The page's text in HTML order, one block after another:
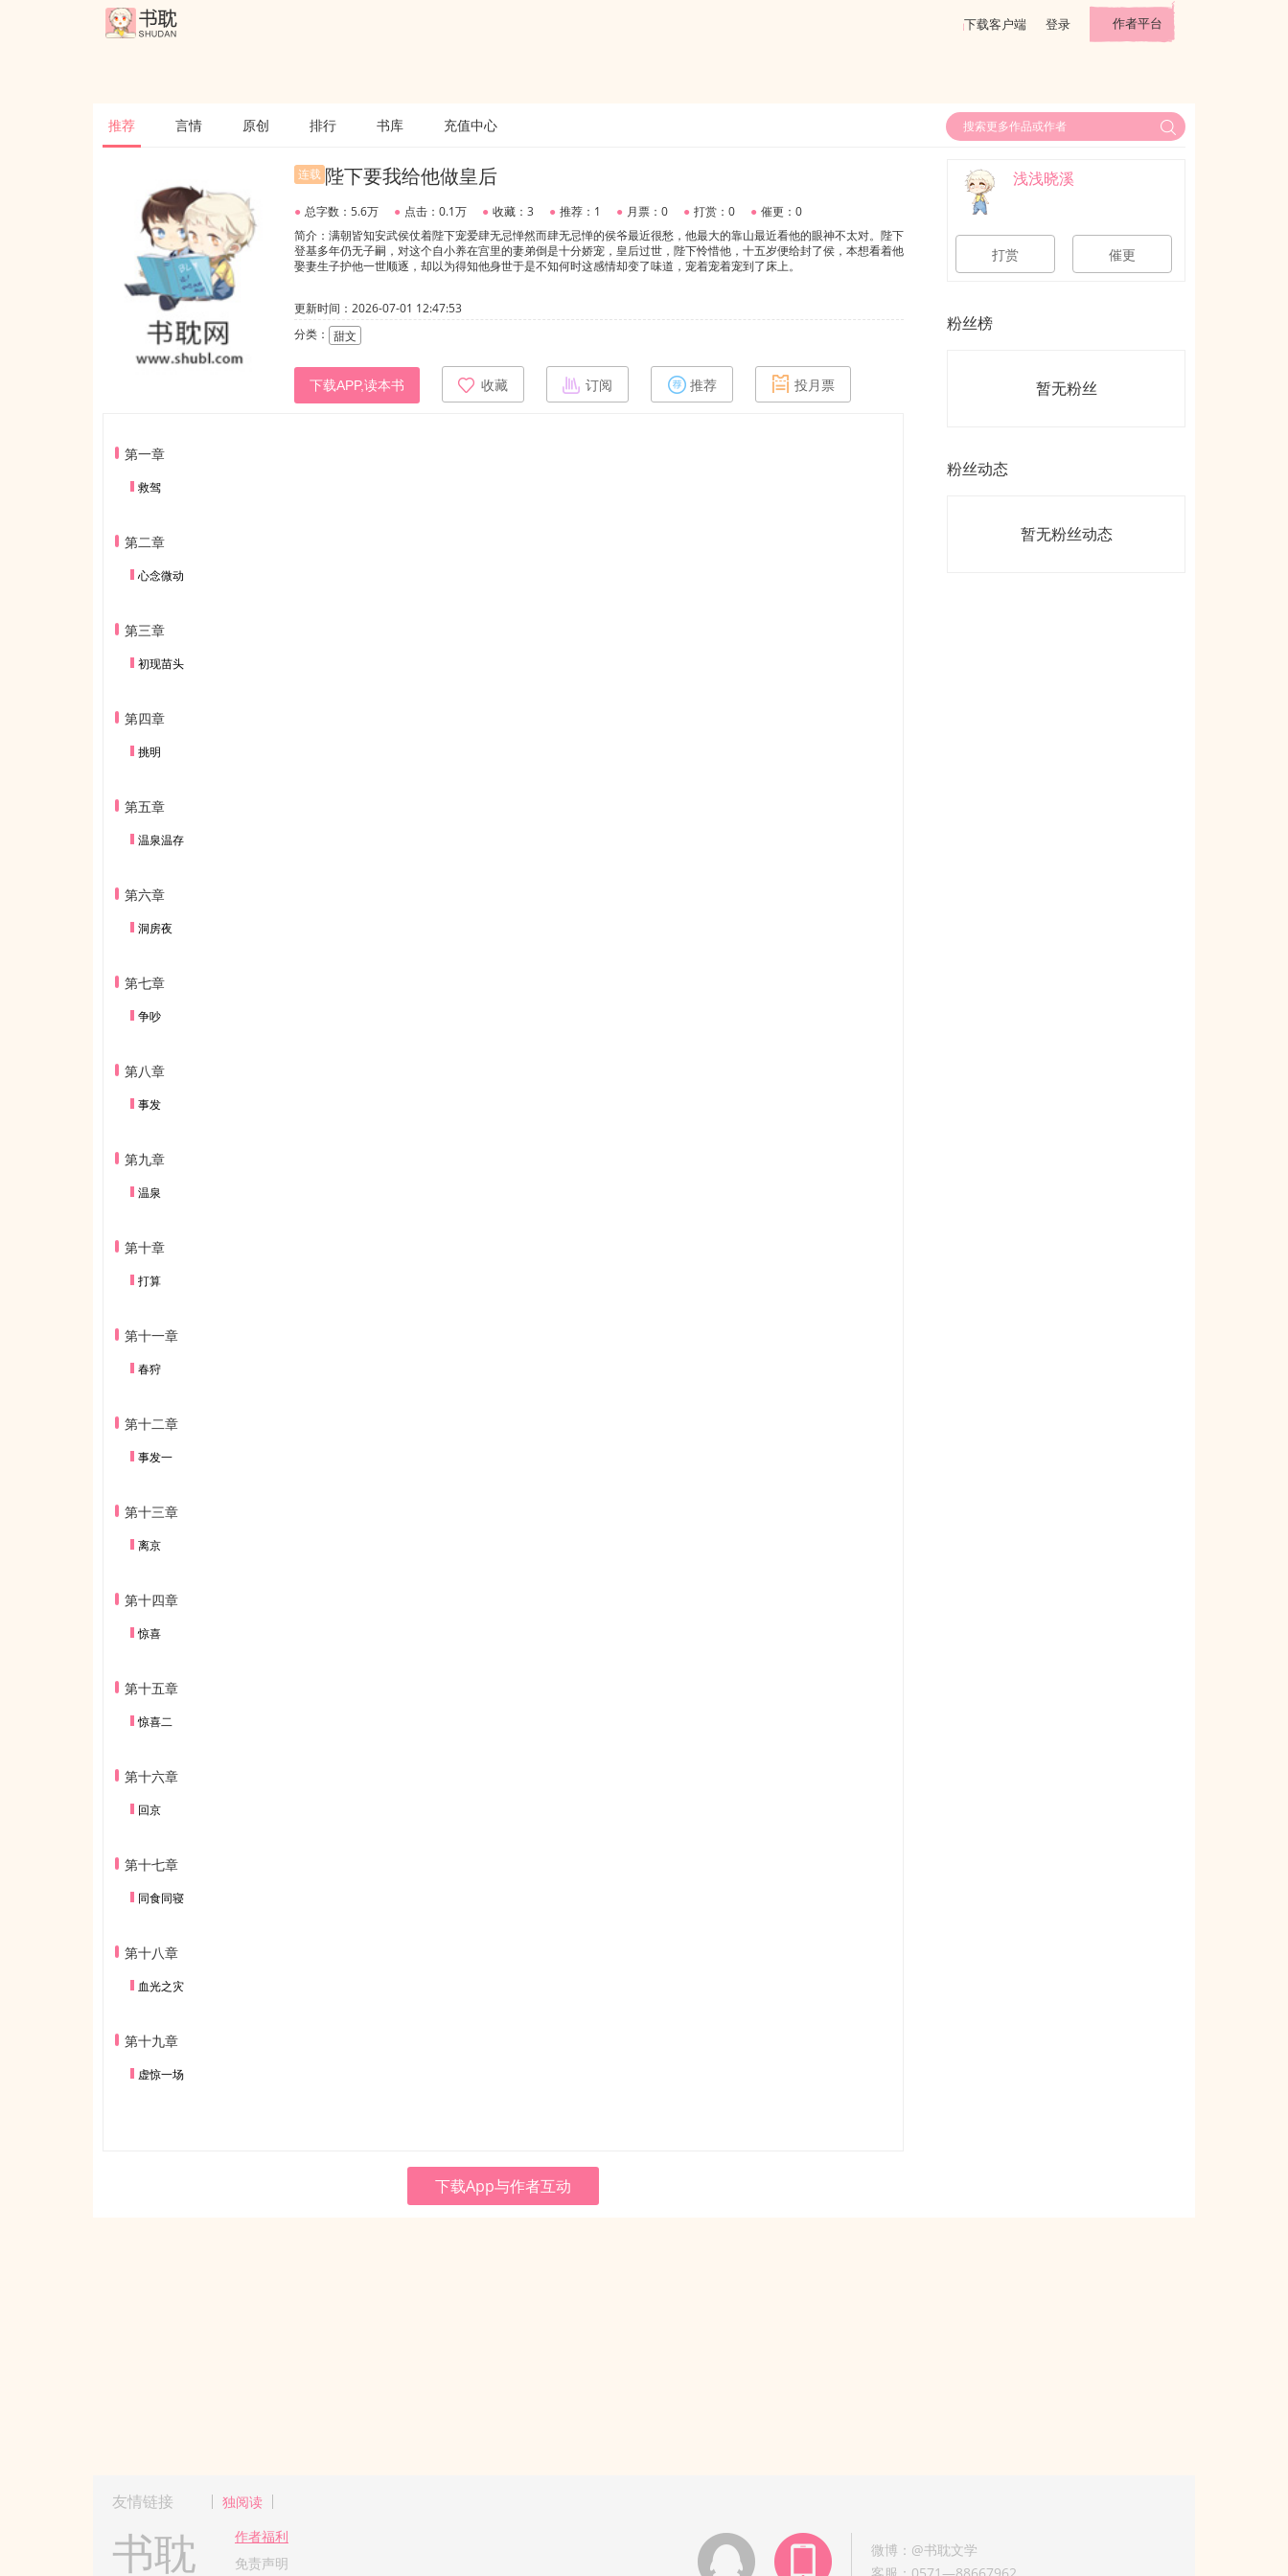
下载客户端 登录 作者平台
推荐 言情 原创 排行 书库 充值中心
连载 陛下要我给他做皇后
● 总字数：5.6万 ● 点击：0.1万 ● 收藏：3 ● 推荐：1 ● 月票：0 ● 打赏：0 ● 催更：0
简介：满朝皆知安武侯仗着陛下宠爱肆无忌惮然而肆无忌惮的侯爷最近很愁，他最大的靠山最近看他的眼神不太对。陛下
登基多年仍无子嗣，对这个自小养在宫里的妻弟倒是十分娇宠，皇后过世，陛下怜惜他，十五岁便给封了侯，本想看着他
娶妻生子护他一世顺逐，却以为得知他身世于是不知何时这感情却变了味道，宠着宠着宠到了床上。
更新时间：2026-07-01 12:47:53
分类： 甜文
下载APP,读本书 收藏 订阅 推荐 投月票
第一章
救驾
第二章
心念微动
第三章
初现苗头
第四章
挑明
第五章
温泉温存
第六章
洞房夜
第七章
争吵
第八章
事发
第九章
温泉
第十章
打算
第十一章
春狩
第十二章
事发一
第十三章
离京
第十四章
惊喜
第十五章
惊喜二
第十六章
回京
第十七章
同食同寝
第十八章
血光之灾
第十九章
虚惊一场
下载App与作者互动
浅浅晓溪
打赏 催更
粉丝榜
暂无粉丝
粉丝动态
暂无粉丝动态
友情链接 独阅读
书耽
作者福利
免责声明
微博：@书耽文学